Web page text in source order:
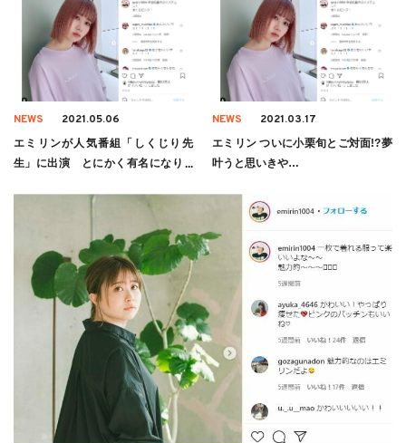
NEWS 2021.05.06
エミリンが人気番組「しくじり先
生」に出演 とにかく有名になりた
NEWS 2021.03.17
エミリン ついに小栗旬とご対面!?夢
叶うと思いきや…